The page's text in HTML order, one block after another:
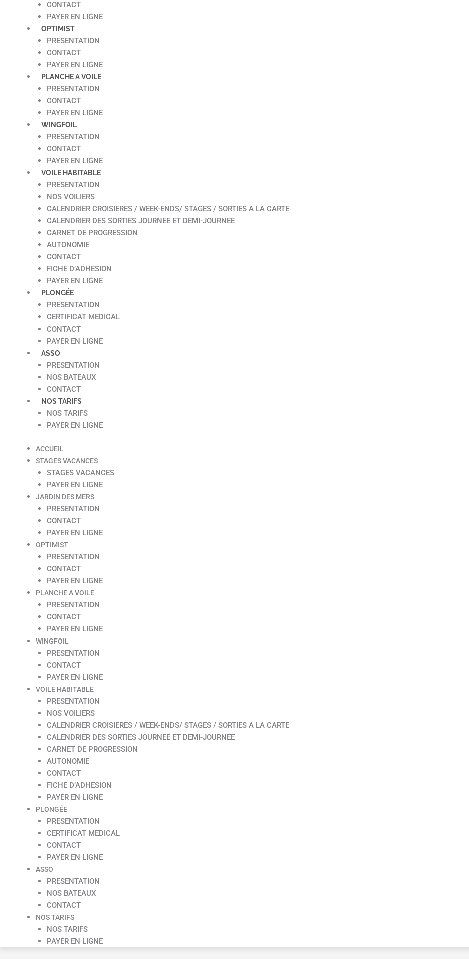
CONTACT
PAYER EN LIGNE
OPTIMIST
PRESENTATION
CONTACT
PAYER EN LIGNE
PLANCHE A VOILE
PRESENTATION
CONTACT
PAYER EN LIGNE
WINGFOIL
PRESENTATION
CONTACT
PAYER EN LIGNE
VOILE HABITABLE
PRESENTATION
NOS VOILIERS
CALENDRIER CROISIERES / WEEK-ENDS/ STAGES / SORTIES A LA CARTE
CALENDRIER DES SORTIES JOURNEE ET DEMI-JOURNEE
CARNET DE PROGRESSION
AUTONOMIE
CONTACT
FICHE D’ADHESION
PAYER EN LIGNE
PLONGÉE
PRESENTATION
CERTIFICAT MEDICAL
CONTACT
PAYER EN LIGNE
ASSO
PRESENTATION
NOS BATEAUX
CONTACT
NOS TARIFS
NOS TARIFS
PAYER EN LIGNE
ACCUEIL
STAGES VACANCES
STAGES VACANCES
PAYER EN LIGNE
JARDIN DES MERS
PRESENTATION
CONTACT
PAYER EN LIGNE
OPTIMIST
PRESENTATION
CONTACT
PAYER EN LIGNE
PLANCHE A VOILE
PRESENTATION
CONTACT
PAYER EN LIGNE
WINGFOIL
PRESENTATION
CONTACT
PAYER EN LIGNE
VOILE HABITABLE
PRESENTATION
NOS VOILIERS
CALENDRIER CROISIERES / WEEK-ENDS/ STAGES / SORTIES A LA CARTE
CALENDRIER DES SORTIES JOURNEE ET DEMI-JOURNEE
CARNET DE PROGRESSION
AUTONOMIE
CONTACT
FICHE D’ADHESION
PAYER EN LIGNE
PLONGÉE
PRESENTATION
CERTIFICAT MEDICAL
CONTACT
PAYER EN LIGNE
ASSO
PRESENTATION
NOS BATEAUX
CONTACT
NOS TARIFS
NOS TARIFS
PAYER EN LIGNE